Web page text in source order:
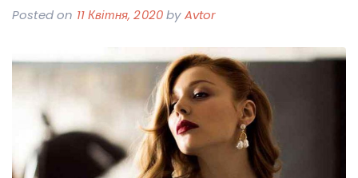
Posted on 11 Квітня, 2020byAvtor